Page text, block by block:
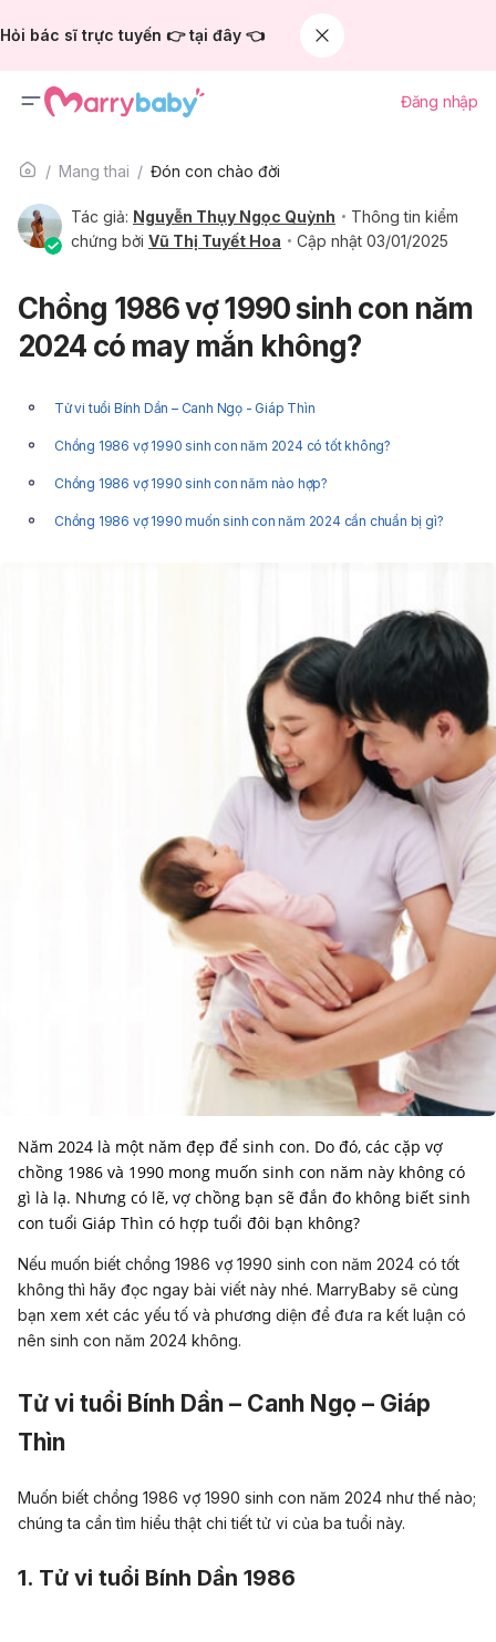
Hỏi bác sĩ trực tuyến 👉 tại đây 👈
Đăng nhập
Mang thai Đón con chào đời
Tác giả: Nguyễn Thụy Ngọc Quỳnh
Thông tin kiểm
chứng bởi Vũ Thị Tuyết Hoa Cập nhật 03/01/2025
Chồng 1986 vợ 1990 sinh con năm
2024 có may mắn không?
Tử vi tuổi Bính Dần – Canh Ngọ - Giáp Thìn
Chồng 1986 vợ 1990 sinh con năm 2024 có tốt không?
Chồng 1986 vợ 1990 sinh con năm nào hợp?
Chồng 1986 vợ 1990 muốn sinh con năm 2024 cần chuẩn bị gì?
Năm 2024 là một năm đẹp để sinh con. Do đó, các cặp vợ
chồng 1986 và 1990 mong muốn sinh con năm này không có
gì là lạ. Nhưng có lẽ, vợ chồng bạn sẽ đắn đo không biết sinh
con tuổi Giáp Thìn có hợp tuổi đôi bạn không?
Nếu muốn biết chồng 1986 vợ 1990 sinh con năm 2024 có tốt
không thì hãy đọc ngay bài viết này nhé. MarryBaby sẽ cùng
bạn xem xét các yếu tố và phương diện để đưa ra kết luận có
nên sinh con năm 2024 không.
Tử vi tuổi Bính Dần – Canh Ngọ – Giáp
Thìn
Muốn biết chồng 1986 vợ 1990 sinh con năm 2024 như thế nào;
chúng ta cần tìm hiểu thật chi tiết tử vi của ba tuổi này.
1. Tử vi tuổi Bính Dần 1986